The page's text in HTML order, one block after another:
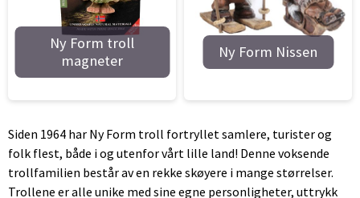
Ny Form troll
magneter
Ny Form Nissen
Siden 1964 har Ny Form troll fortryllet samlere, turister og
folk flest, både i og utenfor vårt lille land! Denne voksende
trollfamilien består av en rekke skøyere i mange størrelser.
Trollene er alle unike med sine egne personligheter, uttrykk